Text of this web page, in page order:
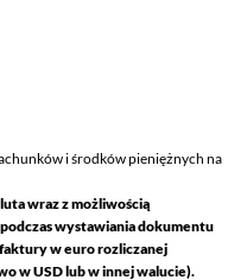
i środków pieniężnych na
wraz z możliwością
wystawiania dokumentu
w euro rozliczanej
w USD lub w innej walucie).